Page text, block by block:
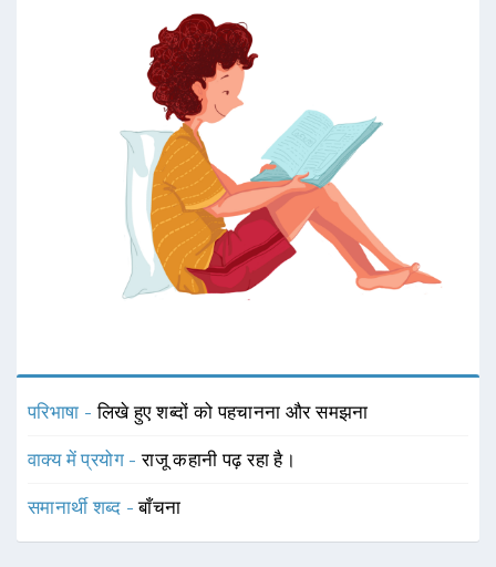
परिभाषा -लिखे हुए शब्दों को पहचानना और समझना
वाक्य में प्रयोग -राजू कहानी पढ़ रहा है।
समानार्थी शब्द -बाँचना